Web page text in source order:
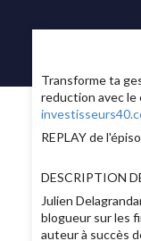
Transforme ta
reduction avec le
REPLAY de
DESCRIPTION
Julien
blogueur sur les
auteur à succès